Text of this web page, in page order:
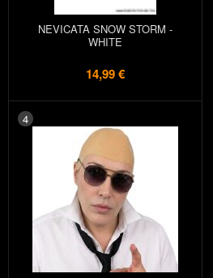
NEVICATA SNOW STORM -
WHITE
14,99 €
4